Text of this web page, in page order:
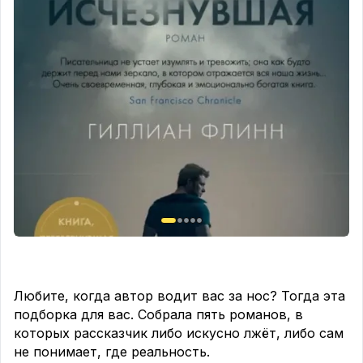
никакой «моря крови» — преступление точно
будет раскрыто. Для сравнения: если вы любите
романы вроде «Убийства и кексики» Питера
Боланда или «Клуба убийств по четвергам»
Ричарда Османа, эта книга станет прекрасным
Динамичный сюжет, лёгкий язык и атмосфера
тайны, которая держит в напряжении до самого
конца. При этом это очень «кинематографичная»
история — читая, буквально видишь зелёные
луга, элегантные конюшни и чувствуешь дух
расследования от первого лица.
Любите, когда автор водит вас за нос? Тогда эта
подборка для вас. Собрала пять романов, в
которых рассказчик либо искусно лжёт, либо сам
не понимает, где реальность.